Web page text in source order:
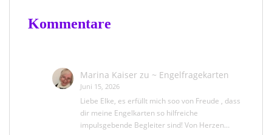
Kommentare
Marina Kaiserzu ~ Engelfragekarten
Juni 15, 2026
Liebe Elke, es erfüllt mich soo von Freude , dass
dir meine Engelkarten so hilfreiche
impulsgebende Begleiter sind! Von Herzen…